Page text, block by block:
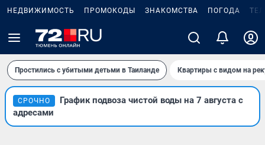
НЕДВИЖИМОСТЬ ПРОМОКОДЫ ЗНАКОМСТВА ПОГОДА
Простились с убитыми детьми в Таиланде Квартиры с видом на
СРОЧНО
График подвоза чистой воды на 7 августа с
адресами